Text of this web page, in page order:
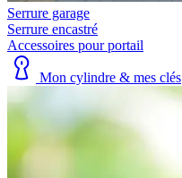
Serrure garage
Serrure encastré
Accessoires pour portail
Mon cylindre & mes clés